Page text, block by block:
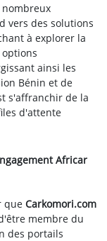
nombreux
vers des solutions
à explorer la
ainsi les
Bénin et de
s'affranchir de la
d'attente
Africar
que Carkomori.com
membre du
des portails